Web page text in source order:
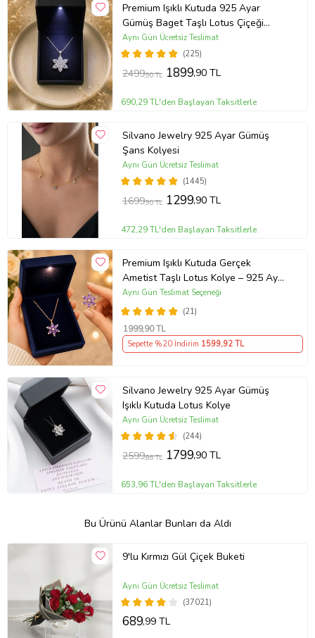
Premium Işıklı Kutuda 925 Ayar
Gümüş Baget Taşlı Lotus Çiçeği
Kolye
(225)
Aynı Gün Ücretsiz Teslimat
2499,90 TL 1899,90 TL
690,29 TL'den Başlayan Taksitlerle
Silvano Jewelry 925 Ayar Gümüş
Şans Kolyesi
(1445)
Aynı Gün Ücretsiz Teslimat
1699,90 TL 1299,90 TL
472,29 TL'den Başlayan Taksitlerle
Premium Işıklı Kutuda Gerçek
Ametist Taşlı Lotus Kolye – 925 Ayar
Gümüş Kadın Kolye
(21)
Aynı Gün Teslimat Seçeneği
1999,90 TL
Sepette %20 İndirim 1599,92 TL
Silvano Jewelry 925 Ayar Gümüş
Işıklı Kutuda Lotus Kolye
(244)
Aynı Gün Ücretsiz Teslimat
2599,86 TL 1799,90 TL
653,96 TL'den Başlayan Taksitlerle
Bu Ürünü Alanlar Bunları da Aldı
9'lu Kırmızı Gül Çiçek Buketi
(37021)
Aynı Gün Ücretsiz Teslimat
689,99 TL